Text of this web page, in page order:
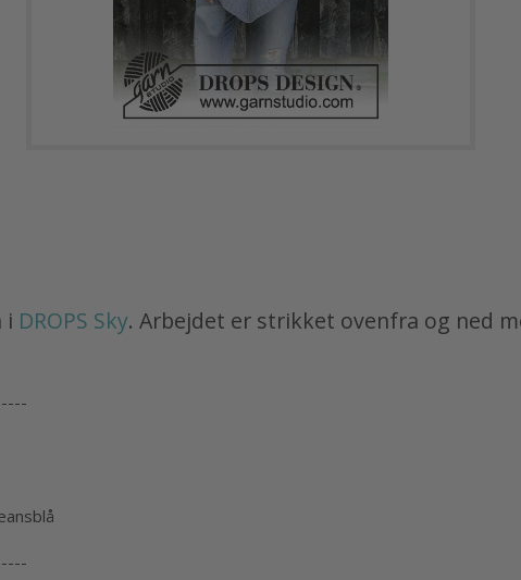
i DROPS Sky. Arbejdet er strikket ovenfra og ned